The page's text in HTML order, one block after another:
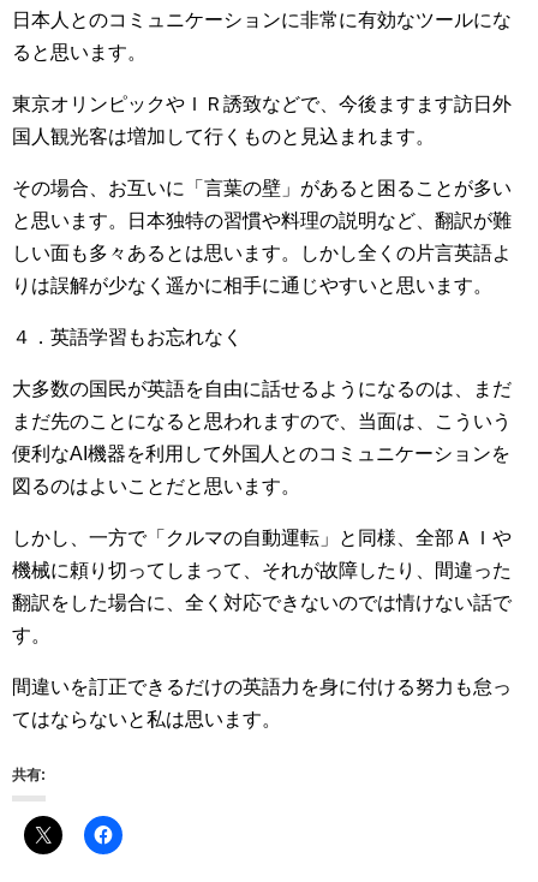
日本人とのコミュニケーションに非常に有効なツールにな
ると思います。
東京オリンピックやＩＲ誘致などで、今後ますます訪日外
国人観光客は増加して行くものと見込まれます。
その場合、お互いに「言葉の壁」があると困ることが多い
と思います。日本独特の習慣や料理の説明など、翻訳が難
しい面も多々あるとは思います。しかし全くの片言英語よ
りは誤解が少なく遥かに相手に通じやすいと思います。
４．英語学習もお忘れなく
大多数の国民が英語を自由に話せるようになるのは、まだ
まだ先のことになると思われますので、当面は、こういう
便利なAI機器を利用して外国人とのコミュニケーションを
図るのはよいことだと思います。
しかし、一方で「クルマの自動運転」と同様、全部ＡＩや
機械に頼り切ってしまって、それが故障したり、間違った
翻訳をした場合に、全く対応できないのでは情けない話で
す。
間違いを訂正できるだけの英語力を身に付ける努力も怠っ
てはならないと私は思います。
共有: